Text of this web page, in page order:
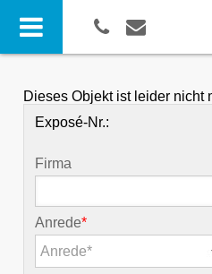
Dieses Objekt ist leider nicht
Exposé-Nr.:
Firma
Anrede*
Anrede*